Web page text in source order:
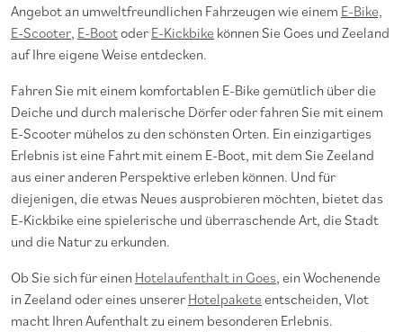
Angebot an umweltfreundlichen Fahrzeugen wie einem E-Bike,
E-Scooter, E-Bootoder E-Kickbike können Sie Goes und Zeeland
auf Ihre eigene Weise entdecken.
Fahren Sie mit einem komfortablen E-Bike gemütlich über die
Deiche und durch malerische Dörfer oder fahren Sie mit einem
E-Scooter mühelos zu den schönsten Orten. Ein einzigartiges
Erlebnis ist eine Fahrt mit einem E-Boot, mit dem Sie Zeeland
aus einer anderen Perspektive erleben können. Und für
diejenigen, die etwas Neues ausprobieren möchten, bietet das
E-Kickbike eine spielerische und überraschende Art, die Stadt
und die Natur zu erkunden.
Ob Sie sich für einen Hotelaufenthalt in Goes, ein Wochenende
in Zeeland oder eines unserer Hotelpakete entscheiden, Vlot
macht Ihren Aufenthalt zu einem besonderen Erlebnis.